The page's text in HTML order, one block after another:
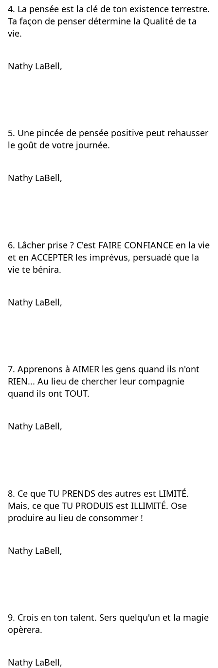
4. La pensée est la clé de ton existence terrestre.
Ta façon de penser détermine la Qualité de ta
vie.
Nathy LaBell,
5. Une pincée de pensée positive peut rehausser
le goût de votre journée.
Nathy LaBell,
6. Lâcher prise ? C'est FAIRE CONFIANCE en la vie
et en ACCEPTER les imprévus, persuadé que la
vie te bénira.
Nathy LaBell,
7. Apprenons à AIMER les gens quand ils n'ont
RIEN... Au lieu de chercher leur compagnie
quand ils ont TOUT.
Nathy LaBell,
8. Ce que TU PRENDS des autres est LIMITÉ.
Mais, ce que TU PRODUIS est ILLIMITÉ. Ose
produire au lieu de consommer !
Nathy LaBell,
9. Crois en ton talent. Sers quelqu'un et la magie
opèrera.
Nathy LaBell,